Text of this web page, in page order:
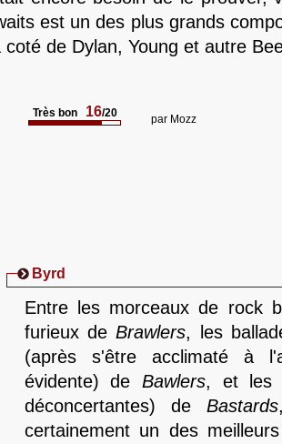
est un des plus grands
coté de Dylan, Young et autre
Très bon 16/20 par Mozz
Byrd
Entre les morceaux de rock
furieux deBrawlers, les
(après s'être acclimaté à
évidente) de Bawlers, et les
déconcertantes) deBastards
certainement un des